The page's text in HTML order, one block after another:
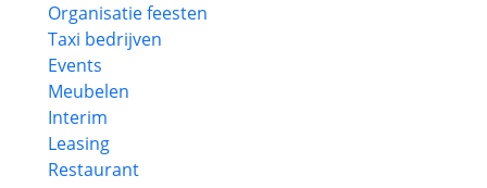
Organisatie feesten
Taxi bedrijven
Events
Meubelen
Interim
Leasing
Restaurant